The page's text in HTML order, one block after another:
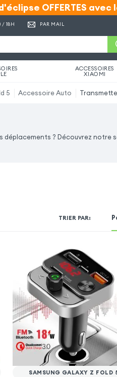
OFFERTES avec
OFFERTES avec
/ 18H PAR MAIL
ACCESSOIRES
XIAOMI
5 Accessoire Auto
déplacements ? Découvrez notre
TRIER PAR:
SAMSUNG GALAXY Z FOLD